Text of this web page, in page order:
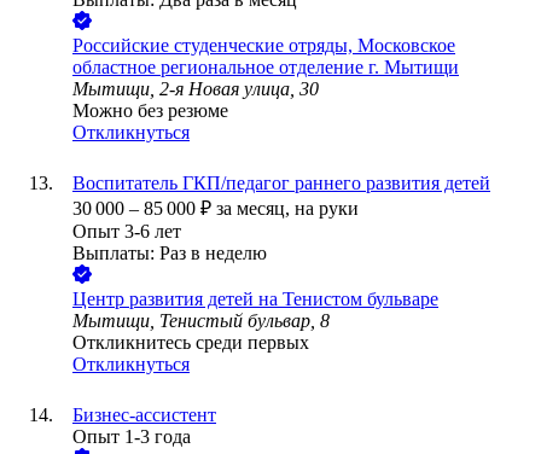
Российские студенческие отряды, Московское
областное региональное отделение г. Мытищи
Мытищи, 2-я Новая улица, 30
Можно без резюме
Откликнуться
Воспитатель ГКП/педагог раннего развития детей
30 000 – 85 000 ₽ за месяц, на руки
Опыт 3-6 лет
Выплаты: Раз в неделю
Центр развития детей на Тенистом бульваре
Мытищи, Тенистый бульвар, 8
Откликнитесь среди первых
Откликнуться
Бизнес-ассистент
Опыт 1-3 года